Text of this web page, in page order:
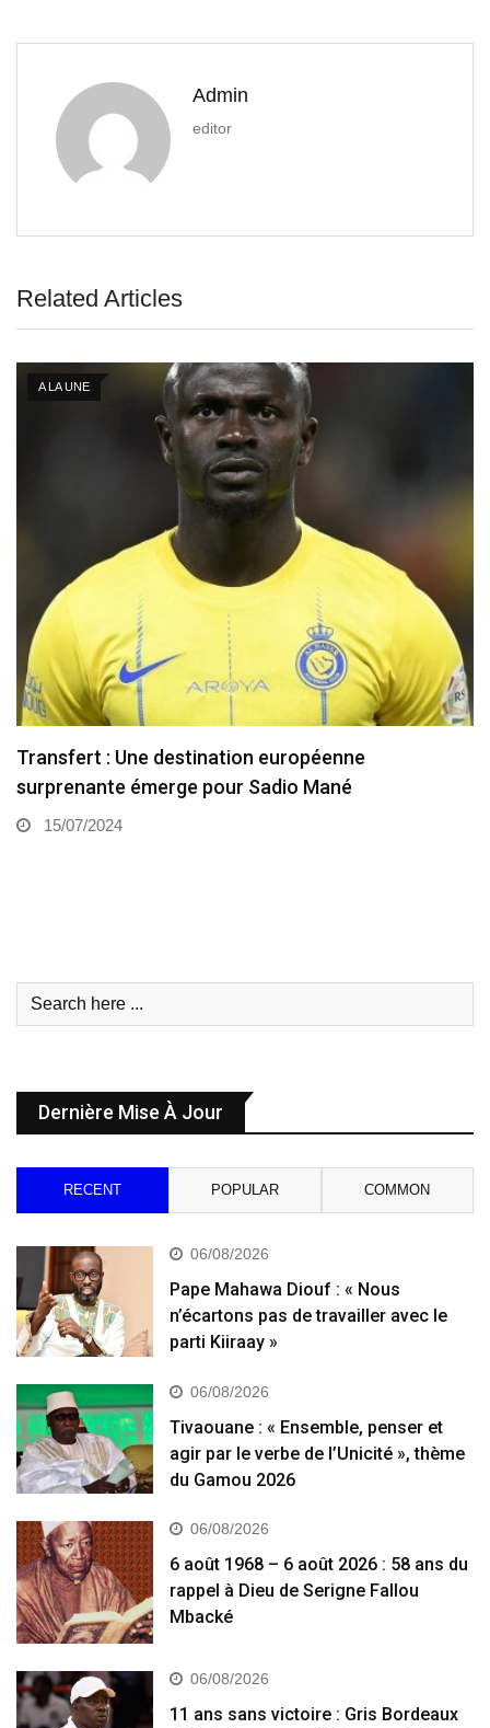
Admin
editor
Related Articles
A LA UNE
Transfert : Une destination européenne
surprenante émerge pour Sadio Mané
15/07/2024
Dernière Mise À Jour
RECENT POPULAR COMMON
06/08/2026
Pape Mahawa Diouf : « Nous
n’écartons pas de travailler avec le
parti Kiiraay »
06/08/2026
Tivaouane : « Ensemble, penser et
agir par le verbe de l’Unicité », thème
du Gamou 2026
06/08/2026
6 août 1968 – 6 août 2026 : 58 ans du
rappel à Dieu de Serigne Fallou
Mbacké
06/08/2026
11 ans sans victoire : Gris Bordeaux